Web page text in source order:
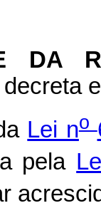
DA
Lei no
pela